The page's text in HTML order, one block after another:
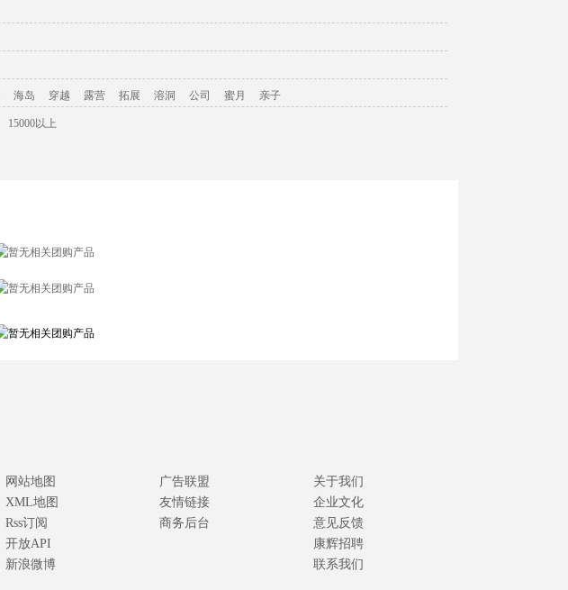
海岛 穿越 露营 拓展 溶洞 公司 蜜月 亲子
15000以上
网站地图
XML地图
Rss订阅
开放API
新浪微博
广告联盟
友情链接
商务后台
关于我们
企业文化
意见反馈
康辉招聘
联系我们